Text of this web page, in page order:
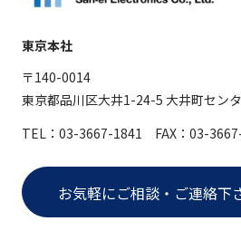
東京本社
〒140-0014
東京都品川区大井1-24-5 大井町セン
TEL：03-3667-1841 FAX：03-
お気軽にご相談・ご連絡下